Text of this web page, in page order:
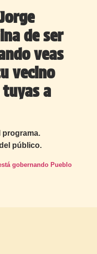
de ser
veas
vecino
a
programa.
público.
gobernando Pueblo